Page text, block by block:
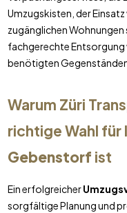
Umzugskisten, der
zugänglichen
fachgerechte Entsorgung
benötigten
Warum Züri
richtige Wahl für
Gebenstorf ist
Ein erfolgreicher
sorgfältige Planung und